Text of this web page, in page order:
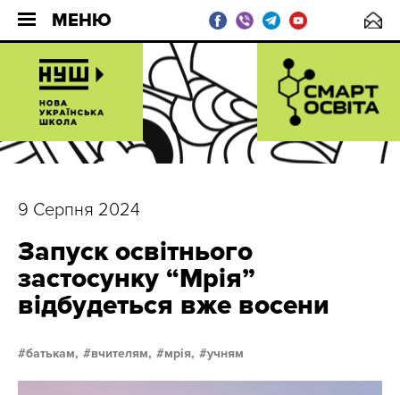
МЕНЮ
9 Серпня 2024
Запуск освітнього
застосунку “Мрія”
відбудеться вже восени
батькам, вчителям, мрія, учням